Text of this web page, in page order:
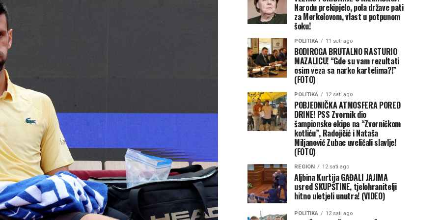
Narodu prekipjelo, pola države pati
za Merkelovom, vlast u potpunom
šoku!
POLITIKA 11 sati ago
BODIROGA BRUTALNO RASTURIO
MAZALICU! “Gde su vam rezultati
osim veza sa narko kartelima?!”
(FOTO)
POLITIKA 12 sati ago
POBJEDNIČKA ATMOSFERA PORED
DRINE! PSS Zvornik dio
šampionske ekipe na “Zvorničkom
kotliću”, Radojičić i Nataša
Miljanović Zubac uveličali slavlje!
(FOTO)
REGION 12 sati ago
Aljbina Kurtija GAĐALI JAJIMA
usred SKUPŠTINE, tjelohranitelji
hitno uletjeli unutra! (VIDEO)
POLITIKA 12 sati ago